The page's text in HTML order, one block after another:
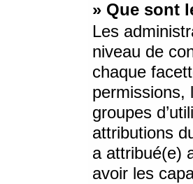
» Que sont
Les
niveau de
chaque
permissions,
groupes
attributions
a attribué(e)
avoir les